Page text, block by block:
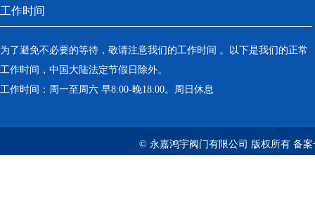
工作时间
为了避免不必要的等待，敬请注意我们的工作时间 。以下是我们的正常
工作时间，中国大陆法定节假日除外。
工作时间：周一至周六 早8:00-晚18:00。周日休息
© 永嘉鸿宇阀门有限公司 版权所有 备案